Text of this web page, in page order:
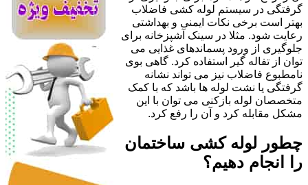
گرفتگی در سیستم لوله کشی فاضلاب
بهتر است برخی نکات ایمنی و بهداشتی
رعایت شود. مثلا در سینک آشپزخانه برای
جلوگیری از ورود پسماندهای غذایی می
توان از تفاله گیر استفاده کرد. گاهی بوی
نامطبوع فاضلاب نیز می تواند نشانه
گرفتگی یا نشت لوله ها باشد که با کمک
متخصصان لوله بازکنی می توان با این
مشکل مقابله کرد و آن را رفع کرد.
چطور لوله کشی ساختمان
را انجام دهیم؟